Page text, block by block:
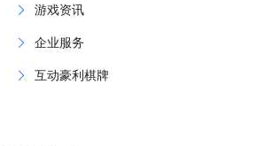
游戏资讯
企业服务
互动豪利棋牌